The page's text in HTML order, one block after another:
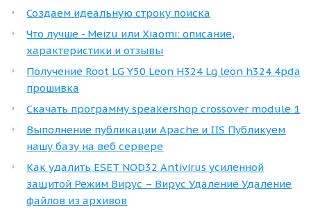
Создаем идеальную строку поиска
Что лучше - Meizu или Xiaomi: описание,
характеристики и отзывы
Получение Root LG Y50 Leon H324 Lg leon h324 4pda
прошивка
Скачать программу speakershop crossover module 1
Выполнение публикации Apache и IIS Публикуем
нашу базу на веб сервере
Как удалить ESET NOD32 Antivirus усиленной
защитой Режим Вирус – Вирус Удаление Удаление
файлов из архивов